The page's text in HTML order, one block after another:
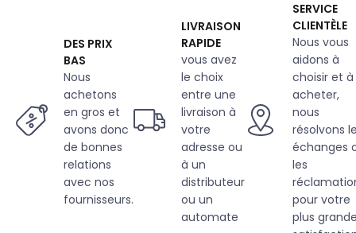
DES PRIX
BAS
Nous
achetons
en gros et
avons donc
de bonnes
relations
avec nos
fournisseurs.
LIVRAISON
RAPIDE
vous avez
le choix
entre une
livraison à
votre
adresse ou
à un
distributeur
ou un
automate
SERVICE
CLIENTÈLE
Nous vous
aidons à
choisir et à
acheter,
nous
résolvons
échanges
les
pour votre
plus